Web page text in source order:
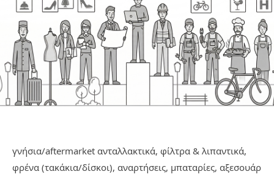
γνήσια/aftermarket ανταλλακτικά, φίλτρα & λιπαντικά,
φρένα (τακάκια/δίσκοι), αναρτήσεις, μπαταρίες, αξεσουάρ